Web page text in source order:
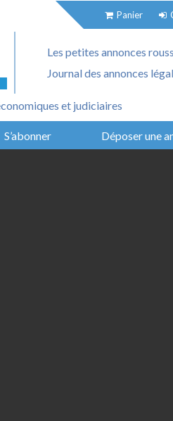
Panier
Les petites annonces
Journal des annonces
et judiciaires
S’abonner Déposer une